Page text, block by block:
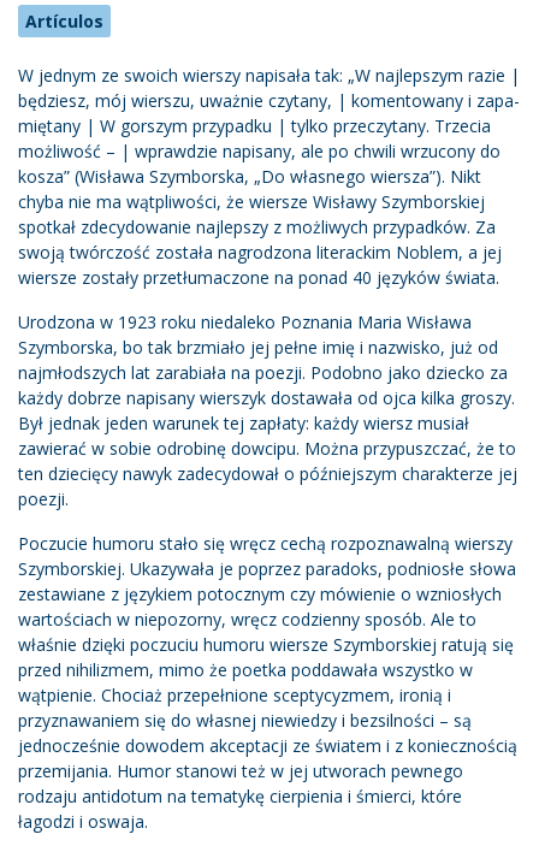
Artículos
W jednym ze swoich wierszy napisała tak: „W naj­lep­szym ra­zie |
bę­dziesz, mój wier­szu, uważnie czy­ta­ny, | ko­men­to­wa­ny i za­pa­
mię­ta­ny | W gor­szym przy­pad­ku | tyl­ko prze­czy­ta­ny. Trze­cia
moż­li­wość – | wpraw­dzie na­pi­sa­ny, ale po chwi­li wrzu­co­ny do
ko­sza” (Wisława Szymborska, „Do własnego wiersza”). Nikt
chyba nie ma wątpliwości, że wiersze Wisławy Szymborskiej
spotkał zdecydowanie najlepszy z możliwych przypadków. Za
swoją twórczość została nagrodzona literackim Noblem, a jej
wiersze zostały przetłumaczone na ponad 40 języków świata.
Urodzona w 1923 roku niedaleko Poznania Maria Wisława
Szymborska, bo tak brzmiało jej pełne imię i nazwisko, już od
najmłodszych lat zarabiała na poezji. Podobno jako dziecko za
każdy dobrze napisany wierszyk dostawała od ojca kilka groszy.
Był jednak jeden warunek tej zapłaty: każdy wiersz musiał
zawierać w sobie odrobinę dowcipu. Można przypuszczać, że to
ten dziecięcy nawyk zadecydował o późniejszym charakterze jej
poezji.
Poczucie humoru stało się wręcz cechą rozpoznawalną wierszy
Szymborskiej. Ukazywała je poprzez paradoks, podniosłe słowa
zestawiane z językiem potocznym czy mówienie o wzniosłych
wartościach w niepozorny, wręcz codzienny sposób. Ale to
właśnie dzięki poczuciu humoru wiersze Szymborskiej ratują się
przed nihilizmem, mimo że poetka poddawała wszystko w
wątpienie. Chociaż przepełnione sceptycyzmem, ironią i
przyznawaniem się do własnej niewiedzy i bezsilności – są
jednocześnie dowodem akceptacji ze światem i z koniecznością
przemijania. Humor stanowi też w jej utworach pewnego
rodzaju antidotum na tematykę cierpienia i śmierci, które
łagodzi i oswaja.